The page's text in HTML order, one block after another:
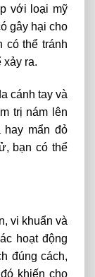
với loại mỹ
gây hại cho
có thể tránh
ra.
cánh tay và
trị nám lên
hay mẩn đỏ
bạn có thể
vi khuẩn và
hoạt động
đúng cách,
khiến cho